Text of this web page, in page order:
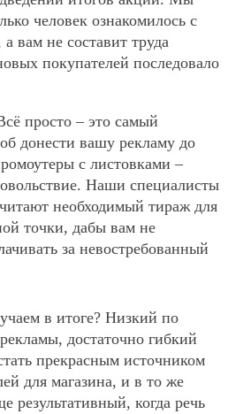
человек ознакомилось с
вам не составит труда
покупателей последовало
просто – это самый
донести вашу рекламу до
с листовками –
Наши специалисты
необходимый тираж для
точки, дабы вам не
за невостребованный
в итоге? Низкий по
достаточно гибкий
прекрасным источником
для магазина, и в то же
результативный, когда речь